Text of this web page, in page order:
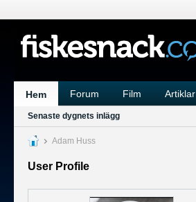
Hem Forum Film Artiklar
Senaste dygnets inlägg
Adam Huss
User Profile